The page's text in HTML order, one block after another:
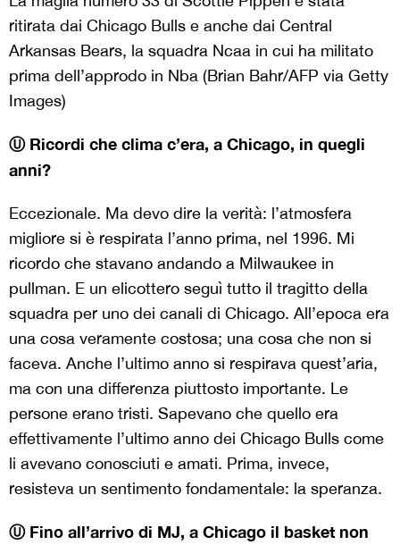
ritirata dai Chicago Bulls e anche dai Central
Arkansas Bears, la squadra Ncaa in cui ha militato
prima dell’approdo in Nba (Brian Bahr/AFP via Getty
Images)
Ⓤ Ricordi che clima c’era, a Chicago, in quegli
anni?
Eccezionale. Ma devo dire la verità: l’atmosfera
migliore si è respirata l’anno prima, nel 1996. Mi
ricordo che stavano andando a Milwaukee in
pullman. E un elicottero seguì tutto il tragitto della
squadra per uno dei canali di Chicago. All’epoca era
una cosa veramente costosa; una cosa che non si
faceva. Anche l’ultimo anno si respirava quest’aria,
ma con una differenza piuttosto importante. Le
persone erano tristi. Sapevano che quello era
effettivamente l’ultimo anno dei Chicago Bulls come
li avevano conosciuti e amati. Prima, invece,
resisteva un sentimento fondamentale: la speranza.
Ⓤ Fino all’arrivo di MJ, a Chicago il basket non